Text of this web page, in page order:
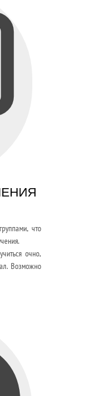
что
очно,
Возможно